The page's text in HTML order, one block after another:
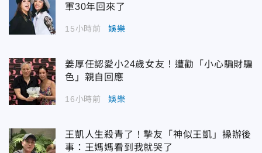
軍30年回來了
15小時前 娛樂
姜厚任認愛小24歲女友！遭勸「小心騙財騙
色」親自回應
16小時前 娛樂
王凱人生殺青了！摯友「神似王凱」操辦後
事：王媽媽看到我就哭了